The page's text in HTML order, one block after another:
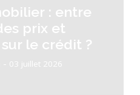
: entre
prix et
le crédit ?
- 03 juillet 2026